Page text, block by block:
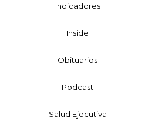
Indicadores
Inside
Obituarios
Podcast
Salud Ejecutiva